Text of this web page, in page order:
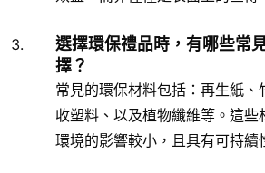
選擇環保禮品時，有哪些常
擇？
常見的環保材料包括：再生紙、
收塑料、以及植物纖維等。這些
環境的影響較小，且具有可持續